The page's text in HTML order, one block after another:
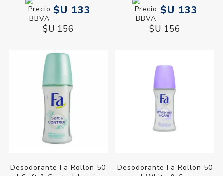
$U 133
$U 156
$U 133
$U 156
Desodorante Fa Rollon 50
Desodorante Fa Rollon 50